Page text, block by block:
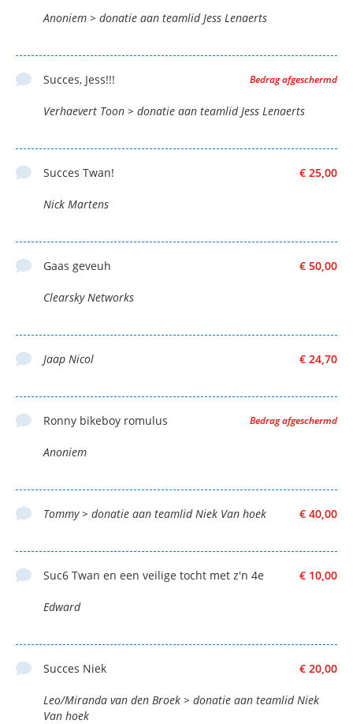
Anoniem > donatie aan teamlid Jess Lenaerts
Bedrag afgeschermd
Succes, Jess!!!
Verhaevert Toon > donatie aan teamlid Jess Lenaerts
€ 25,00
Succes Twan!
Nick Martens
€ 50,00
Gaas geveuh
Clearsky Networks
€ 24,70
Jaap Nicol
Bedrag afgeschermd
Ronny bikeboy romulus
Anoniem
€ 40,00
Tommy > donatie aan teamlid Niek Van hoek
€ 10,00
Suc6 Twan en een veilige tocht met z'n 4e
Edward
€ 20,00
Succes Niek
Leo/Miranda van den Broek > donatie aan teamlid Niek
Van hoek